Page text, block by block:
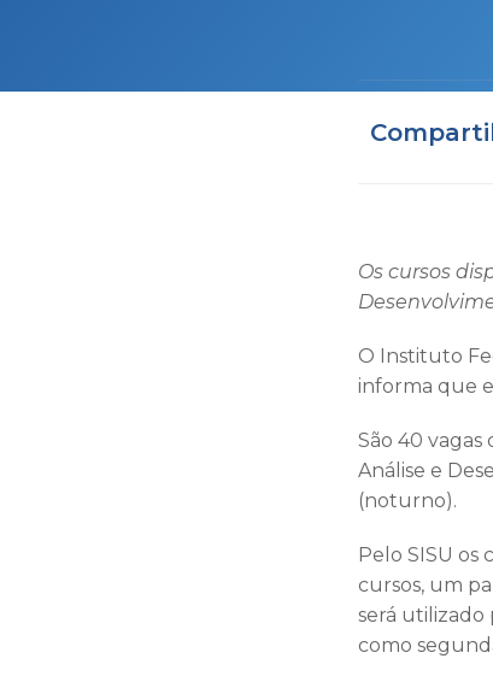
Os cursos
O Instituto
informa que
São 40
Análise e
(noturno).
Pelo SISU os
cursos, um
será utilizado
como